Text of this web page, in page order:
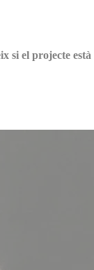
si el projecte està